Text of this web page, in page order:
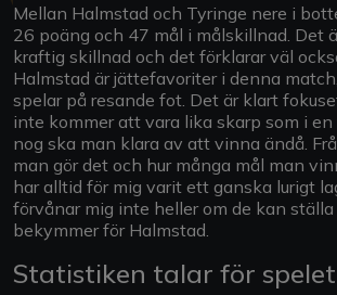
Mellan Halmstad och Tyringe nere i
26 poäng och 47 mål i målskillnad. Det
kraftig skillnad och det förklarar väl
Halmstad är jättefavoriter i denna
spelar på resande fot. Det är klart
inte kommer att vara lika skarp som i
nog ska man klara av att vinna ändå.
man gör det och hur många mål man
har alltid för mig varit ett ganska lurigt
förvånar mig inte heller om de kan
bekymmer för Halmstad.
Statistiken talar för spelet